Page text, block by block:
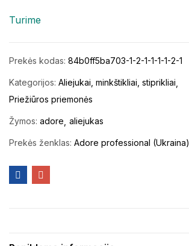
Turime
Prekės kodas: 84b0ff5ba703-1-2-1-1-1-1-2-1
Kategorijos: Aliejukai, minkštikliai, stiprikliai
Priežiūros priemonės
Žymos: adore aliejukas
Prekės ženklas: Adore professional (Ukraina)